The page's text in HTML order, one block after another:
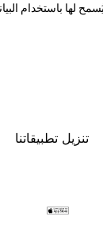
لها باستخدام
تنزيل تطبيقاتنا